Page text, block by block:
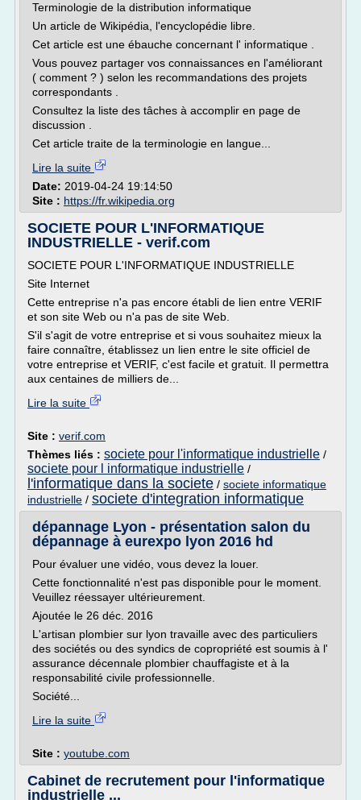
Terminologie de la distribution informatique
Un article de Wikipédia, l'encyclopédie libre.
Cet article est une ébauche concernant l' informatique .
Vous pouvez partager vos connaissances en l'améliorant
( comment ? ) selon les recommandations des projets
correspondants .
Consultez la liste des tâches à accomplir en page de
discussion .
Cet article traite de la terminologie en langue...
Lire la suite
Date: 2019-04-24 19:14:50
Site : https://fr.wikipedia.org
SOCIETE POUR L'INFORMATIQUE
INDUSTRIELLE - verif.com
SOCIETE POUR L'INFORMATIQUE INDUSTRIELLE
Site Internet
Cette entreprise n'a pas encore établi de lien entre VERIF
et son site Web ou n'a pas de site Web.
S'il s'agit de votre entreprise et si vous souhaitez mieux la
faire connaître, établissez un lien entre le site officiel de
votre entreprise et VERIF, c'est facile et gratuit. Il permettra
aux centaines de milliers de...
Lire la suite
Site : verif.com
Thèmes liés : societe pour l'informatique industrielle /
societe pour l informatique industrielle /
l'informatique dans la societe / societe informatique
industrielle / societe d'integration informatique
dépannage Lyon - présentation salon du
dépannage à eurexpo lyon 2016 hd
Pour évaluer une vidéo, vous devez la louer.
Cette fonctionnalité n'est pas disponible pour le moment.
Veuillez réessayer ultérieurement.
Ajoutée le 26 déc. 2016
L'artisan plombier sur lyon travaille avec des particuliers
des sociétés ou des syndics de copropriété est soumis à l'
assurance décennale plombier chauffagiste et à la
responsabilité civile professionnelle.
Société...
Lire la suite
Site : youtube.com
Cabinet de recrutement pour l'informatique
industrielle ...